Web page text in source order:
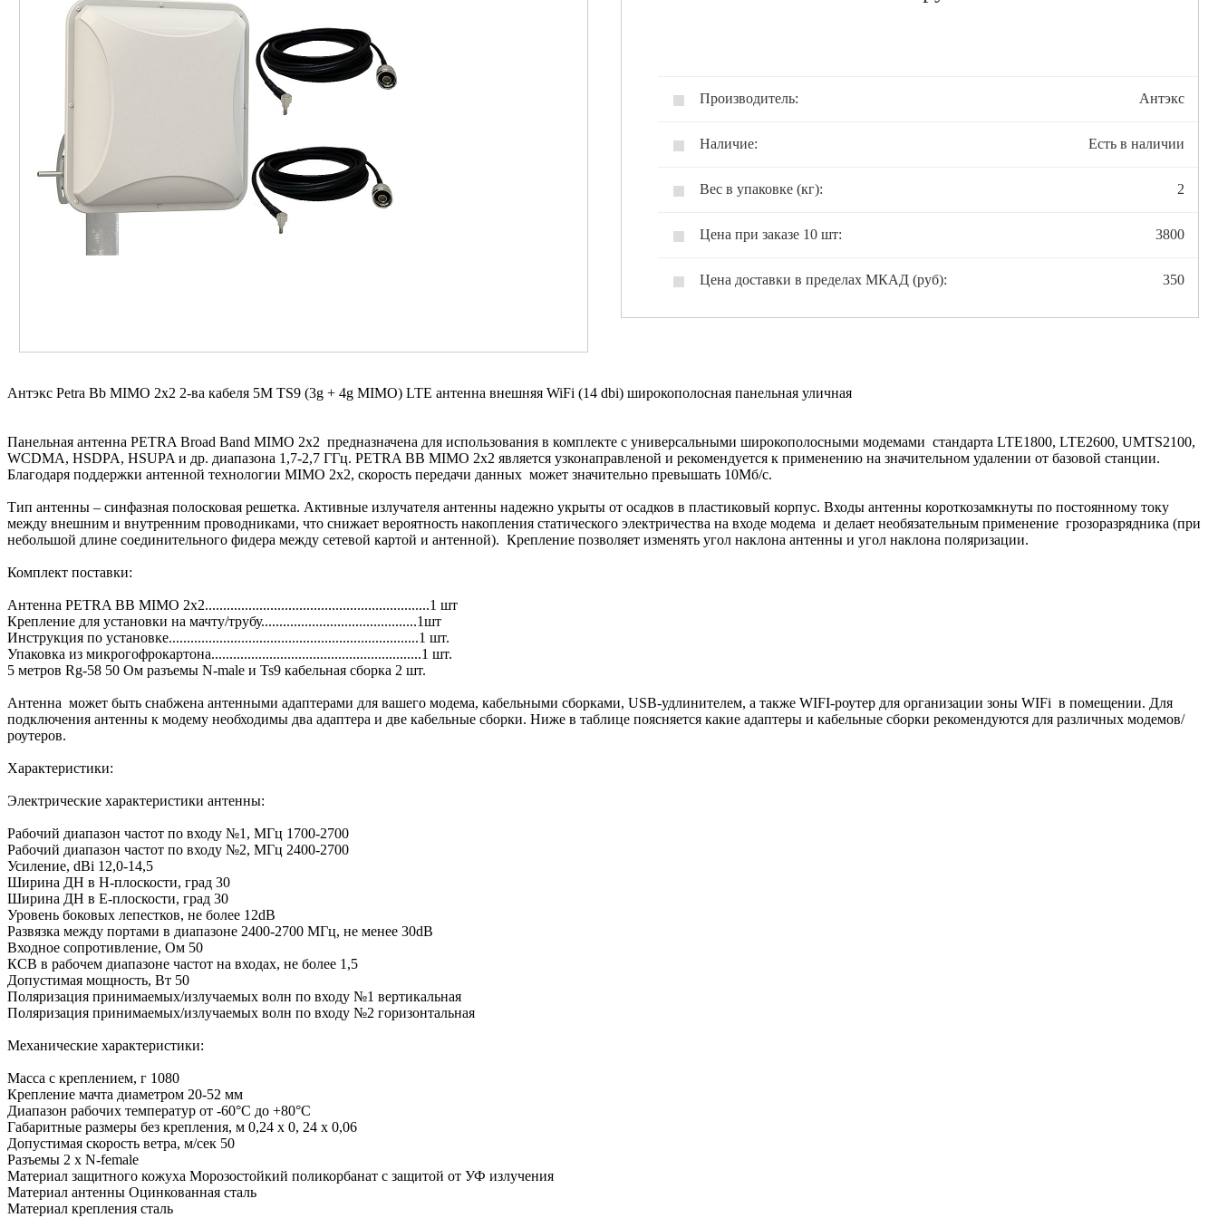
Производитель: Антэкс
Наличие: Есть в наличии
Вес в упаковке (кг): 2
Цена при заказе 10 шт: 3800
Цена доставки в пределах МКАД (руб): 350
Антэкс Petra Bb MIMO 2x2 2-ва кабеля 5М TS9 (3g + 4g MIMO) LTE антенна внешняя WiFi (14 dbi) широкополосная панельная уличная
Панельная антенна PETRA Broad Band MIMO 2x2 предназначена для использования в комплекте с универсальными широкополосными модемами стандарта LTE1800, LTE2600, UMTS2100,
WCDMA, HSDPA, HSUPA и др. диапазона 1,7-2,7 ГГц. PETRA BB MIMO 2x2 является узконаправленой и рекомендуется к применению на значительном удалении от базовой станции.
Благодаря поддержки антенной технологии MIMO 2x2, скорость передачи данных может значительно превышать 10Мб/с.
Тип антенны – синфазная полосковая решетка. Активные излучателя антенны надежно укрыты от осадков в пластиковый корпус. Входы антенны короткозамкнуты по постоянному току
между внешним и внутренним проводниками, что снижает вероятность накопления статического электричества на входе модема и делает необязательным применение грозоразрядника (при
небольшой длине соединительного фидера между сетевой картой и антенной). Крепление позволяет изменять угол наклона антенны и угол наклона поляризации.
Комплект поставки:
Антенна PETRA BB MIMO 2x2..............................................................1 шт
Крепление для установки на мачту/трубу...........................................1шт
Инструкция по установке.....................................................................1 шт.
Упаковка из микрогофрокартона..........................................................1 шт.
5 метров Rg-58 50 Ом разъемы N-male и Ts9 кабельная сборка 2 шт.
Антенна может быть снабжена антенными адаптерами для вашего модема, кабельными сборками, USB-удлинителем, а также WIFI-роутер для организации зоны WIFi в помещении. Для
подключения антенны к модему необходимы два адаптера и две кабельные сборки. Ниже в таблице поясняется какие адаптеры и кабельные сборки рекомендуются для различных модемов/
роутеров.
Характеристики:
Электрические характеристики антенны:
Рабочий диапазон частот по входу №1, МГц 1700-2700
Рабочий диапазон частот по входу №2, МГц 2400-2700
Усиление, dBi 12,0-14,5
Ширина ДН в Н-плоскости, град 30
Ширина ДН в Е-плоскости, град 30
Уровень боковых лепестков, не более 12dB
Развязка между портами в диапазоне 2400-2700 МГц, не менее 30dB
Входное сопротивление, Ом 50
КСВ в рабочем диапазоне частот на входах, не более 1,5
Допустимая мощность, Вт 50
Поляризация принимаемых/излучаемых волн по входу №1 вертикальная
Поляризация принимаемых/излучаемых волн по входу №2 горизонтальная
Механические характеристики:
Масса с креплением, г 1080
Крепление мачта диаметром 20-52 мм
Диапазон рабочих температур от -60°C до +80°C
Габаритные размеры без крепления, м 0,24 х 0, 24 х 0,06
Допустимая скорость ветра, м/сек 50
Разъемы 2 х N-female
Материал защитного кожуха Морозостойкий поликорбанат с защитой от УФ излучения
Материал антенны Оцинкованная сталь
Материал крепления сталь